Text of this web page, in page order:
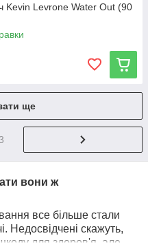
Kevin Levrone Water Out (90
ще
вони ж
все більше стали
Недосвідчені скажуть,
для здоров'я, але